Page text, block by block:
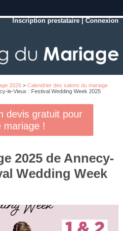
Inscription prestataire |Connexion
2026> Calendrier des salons du mariage
le-Vieux : Festival Wedding Week 2025
devis gratuit pour
mariage !
2025 de Annecy-
Wedding Week